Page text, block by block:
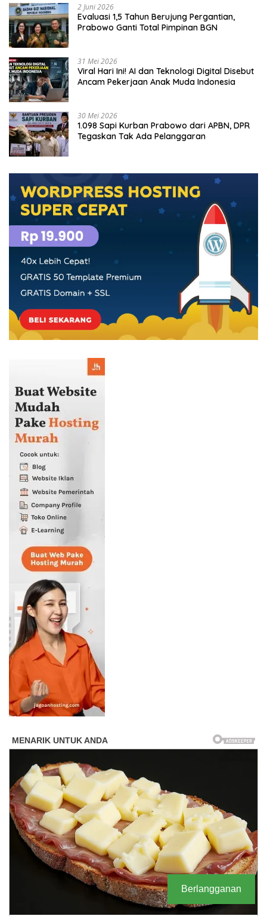
2 Juni 2026
Evaluasi 1,5 Tahun Berujung Pergantian,
Prabowo Ganti Total Pimpinan BGN
31 Mei 2026
Viral Hari Ini! AI dan Teknologi Digital Disebut
Ancam Pekerjaan Anak Muda Indonesia
30 Mei 2026
1.098 Sapi Kurban Prabowo dari APBN, DPR
Tegaskan Tak Ada Pelanggaran
Berlangganan